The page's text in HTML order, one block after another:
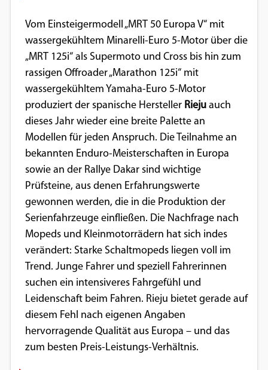
Vom Einsteigermodell „MRT 50 Europa V“ mit
wassergekühltem Minarelli-Euro 5-Motor über die
„MRT 125i“ als Supermoto und Cross bis hin zum
rassigen Offroader „Marathon 125i“ mit
wassergekühltem Yamaha-Euro 5-Motor
produziert der spanische Hersteller Riejuauch
dieses Jahr wieder eine breite Palette an
Modellen für jeden Anspruch. Die Teilnahme an
bekannten Enduro-Meisterschaften in Europa
sowie an der Rallye Dakar sind wichtige
Prüfsteine, aus denen Erfahrungswerte
gewonnen werden, die in die Produktion der
Serienfahrzeuge einfließen. Die Nachfrage nach
Mopeds und Kleinmotorrädern hat sich indes
verändert: Starke Schaltmopeds liegen voll im
Trend. Junge Fahrer und speziell Fahrerinnen
suchen ein intensiveres Fahrgefühl und
Leidenschaft beim Fahren. Rieju bietet gerade auf
diesem Fehl nach eigenen Angaben
hervorragende Qualität aus Europa – und das
zum besten Preis-Leistungs-Verhältnis.
Einverständnis-Optionen des Benutzers
Cookie Laufzeit:
1 Jahr
EXTERNE MEDIEN
Um Inhalte von Videoplattformen und
Social Media Plattformen anzeigen zu
können, werden von diesen externen
Medien Cookies gesetzt.
YouTube
Vimeo
Google Maps
Anbieter:
Google